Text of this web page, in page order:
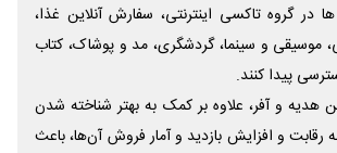
در گروه تاکسی اینترنتی، سفارش آنلاین غذا،
موسیقی و سینما، گردشگری، مد و پوشاک، کتاب
پیدا کنند.
هدیه و آفر، علاوه بر کمک به بهتر شناخته شدن
رقابت و افزایش بازدید و آمار فروش آن‌ها، باعث